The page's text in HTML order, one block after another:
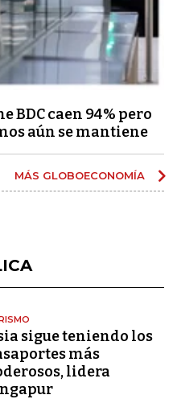
BDC caen 94% pero
aún se mantiene
MÁS GLOBOECONOMÍA
sigue teniendo los
más
lidera